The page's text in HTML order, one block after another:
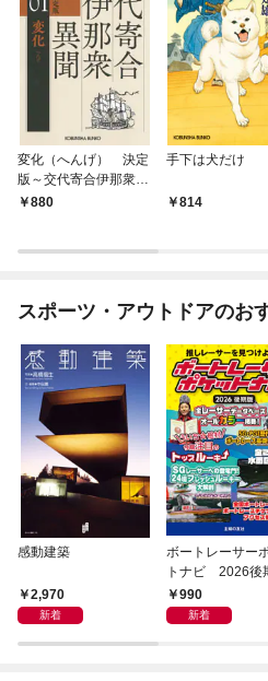
変化（へんげ） 決定
版～交代寄合伊那衆異
聞（1）～
880
手下は犬だけ
814
スポーツ・アウトドアのお
感動建築
2,970
新着
ボートレーサー
トナビ 2026後
990
新着